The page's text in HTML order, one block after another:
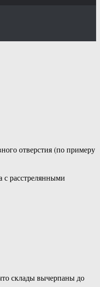
отверстия (по примеру
расстрелянными
склады вычерпаны до